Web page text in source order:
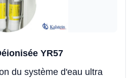
YR57
du système d'eau ultra